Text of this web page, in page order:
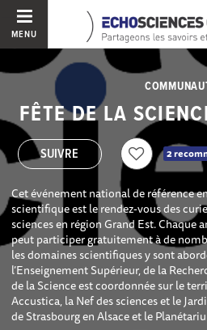
MENU
FÊTE DE LA
2
Cet événement national de référence
scientifique est le rendez-vous des
sciences en région Grand Est. Chaque
peut participer gratuitement à de
les domaines scientifiques y sont
l’Enseignement Supérieur, de la
de la Science est coordonnée sur le
Accustica, la Nef des sciences et le
de Strasbourg en Alsace et le